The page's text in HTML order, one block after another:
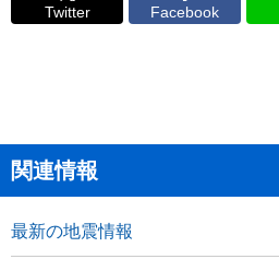
Twitter Facebook
関連情報
最新の地震情報